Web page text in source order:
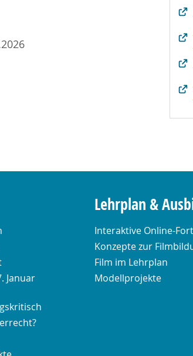
Januar
Lehrplan &
Interaktive Online-
Konzepte zur
Film im Lehrplan
Modellprojekte